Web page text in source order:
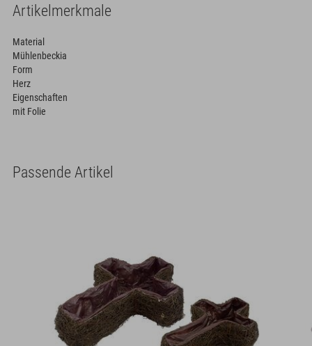
Artikelmerkmale
Material
Mühlenbeckia
Form
Herz
Eigenschaften
mit Folie
Passende Artikel